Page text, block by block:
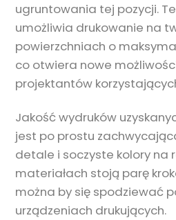
ugruntowania tej pozycji.
umożliwia drukowanie na
powierzchniach o
co otwiera nowe
projektantów
Jakość wydruków
jest po prostu
detale i soczyste kolory na
materiałach stoją parę
można by się spodziewać
urządzeniach drukujących.